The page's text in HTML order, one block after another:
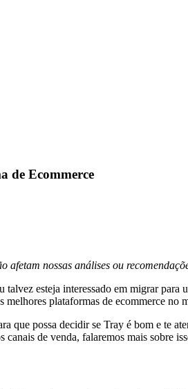
de Ecommerce
afetam nossas análises ou
esteja interessado em migrar para
melhores plataformas de ecommerce no
que possa decidir se Tray é bom e te
de venda, falaremos mais sobre